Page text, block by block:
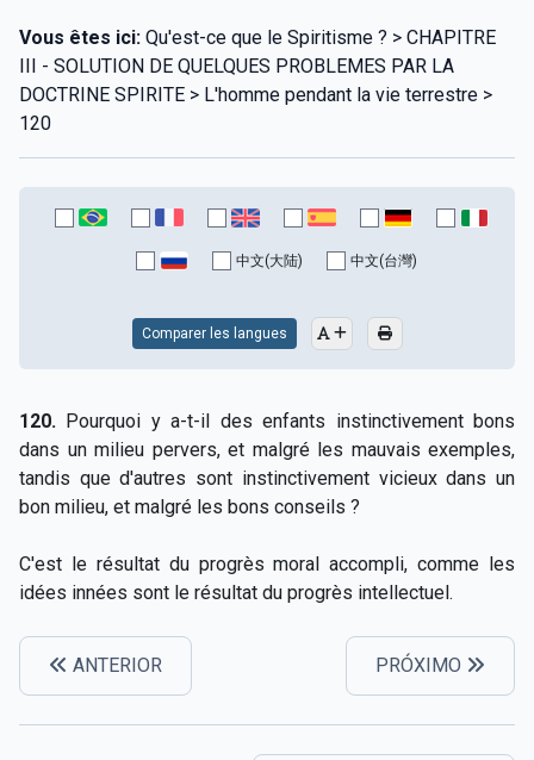
Vous êtes ici: Qu'est-ce que le Spiritisme ? > CHAPITRE
III - SOLUTION DE QUELQUES PROBLEMES PAR LA
DOCTRINE SPIRITE > L'homme pendant la vie terrestre >
120
中文(大陆) 中文(台灣)
Comparer les langues
120. Pourquoi y a-t-il des enfants instinctivement bons
dans un milieu pervers, et malgré les mauvais exemples,
tandis que d'autres sont instinctivement vicieux dans un
bon milieu, et malgré les bons conseils ?
C'est le résultat du progrès moral accompli, comme les
idées innées sont le résultat du progrès intellectuel.
ANTERIOR PRÓXIMO